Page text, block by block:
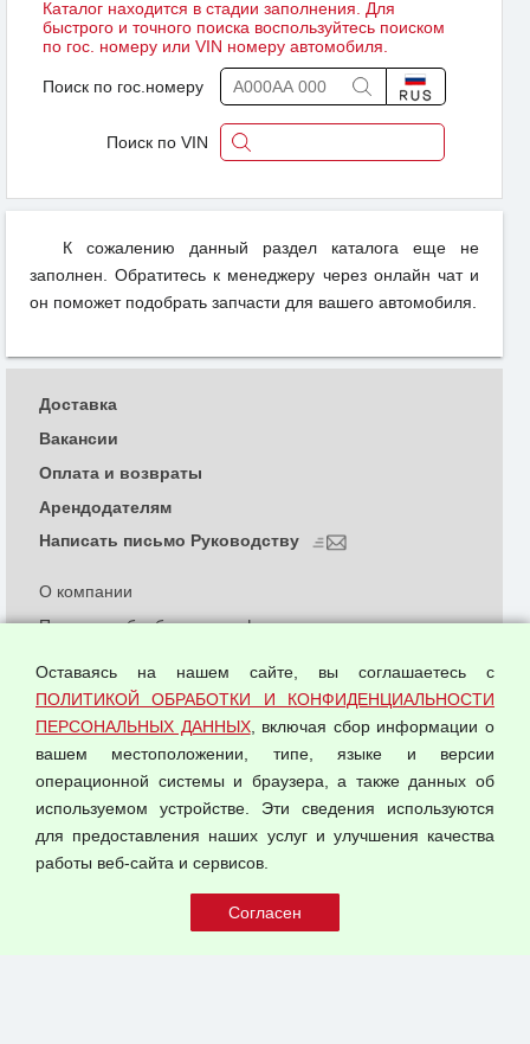
Каталог находится в стадии заполнения. Для
быстрого и точного поиска воспользуйтесь поиском
по гос. номеру или VIN номеру автомобиля.
Поиск по гос.номеру
Поиск по VIN
К сожалению данный раздел каталога еще не
заполнен. Обратитесь к менеджеру через онлайн чат и
он поможет подобрать запчасти для вашего автомобиля.
© 2026 ООО "Феникс"
О компании
Политика обработки и конфиденциальности
Согласием на обработку персональных данных
Оферта оптовой купли-продажи
Публичная оферта
Доставка
Вакансии
Оплата и возвраты
Арендодателям
Написать письмо Руководству
Оставаясь на нашем сайте, вы соглашаетесь с
ПОЛИТИКОЙ ОБРАБОТКИ И КОНФИДЕНЦИАЛЬНОСТИ
ПЕРСОНАЛЬНЫХ ДАННЫХ, включая сбор информации о
вашем местоположении, типе, языке и версии
операционной системы и браузера, а также данных об
используемом устройстве. Эти сведения используются
для предоставления наших услуг и улучшения качества
работы веб-сайта и сервисов.